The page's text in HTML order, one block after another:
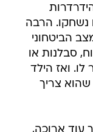
נשחקו. הרבה
הביטחוני
סבלנות או
לו. ואז הילד
שהוא צריך